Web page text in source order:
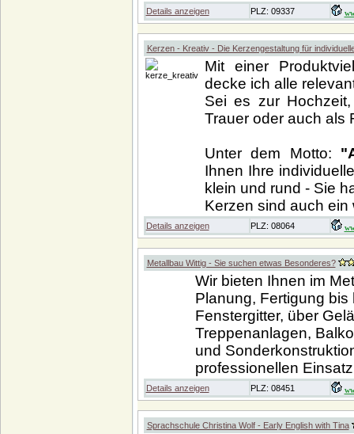
Details anzeigen PLZ: 09337
Kerzen - Kreativ - Die Kerzengestaltung für
Mit einer
decke ich alle
Sei es zur
Trauer oder auch als
Unter dem Motto:
Ihnen Ihre
klein und rund - Sie
Kerzen sind auch
Details anzeigen PLZ: 08064
Metallbau Wittig - Sie suchen etwas Besonderes?
Wir bieten Ihnen im
Planung, Fertigung
Fenstergitter, über
Treppenanlagen,
und
professionellen
Details anzeigen PLZ: 08451
Sprachschule Christina Wolf - Early English with Tina